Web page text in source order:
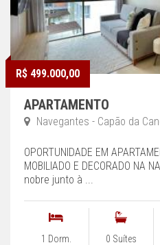
R$ 499.000,00
APARTAMENTO
Navegantes - Capão da
OPORTUNIDADE EM
MOBILIADO E DECORADO NA
nobre junto à ...
1 Dorm. 0 Suítes